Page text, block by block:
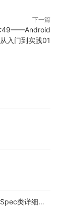
情的
下一篇
49——Android
入门到实践01
类详细讲